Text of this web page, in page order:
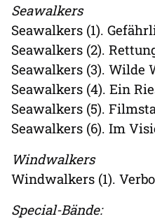
Seawalkers
Seawalkers (1).
Seawalkers (2).
Seawalkers (3). Wilde
Seawalkers (4). Ein
Seawalkers (5).
Seawalkers (6). Im
Windwalkers
Windwalkers (1).
Special-Bände: